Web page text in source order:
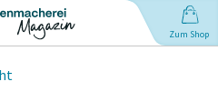
Zum Shop